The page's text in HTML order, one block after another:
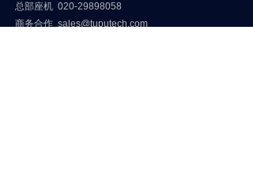
总部座机 020-29898058
商务合作 sales@tuputech.com